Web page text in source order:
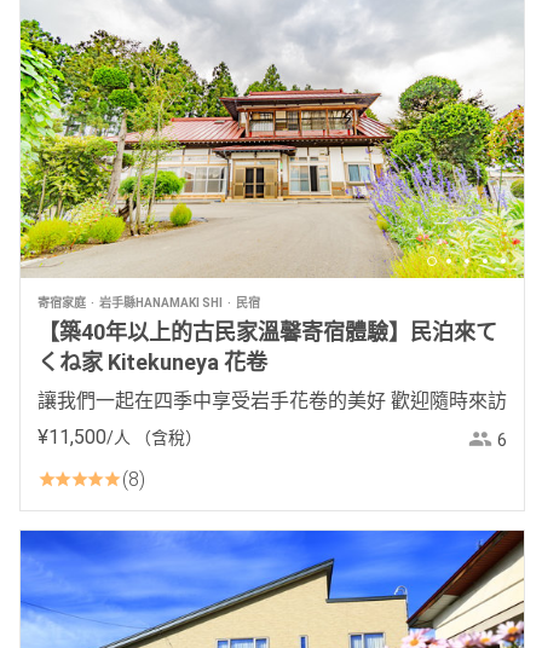
寄宿家庭 岩手縣HANAMAKI SHI 民宿
【築40年以上的古民家溫馨寄宿體驗】民泊來て
くね家 Kitekuneya 花卷
讓我們一起在四季中享受岩手花卷的美好 歡迎隨時來訪
¥11,500/人 （含稅） 6
8